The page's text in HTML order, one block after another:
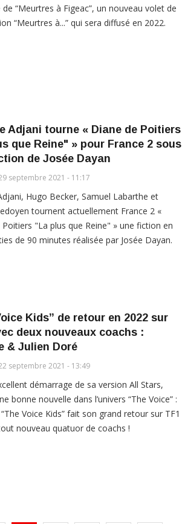
“Meurtres à Figeac”, un nouveau volet de
“Meurtres à...” qui sera diffusé en 2022.
Adjani tourne « Diane de Poitiers
que Reine" » pour France 2 sous
de Josée Dayan
septembre 2021 - 11:17
Hugo Becker, Samuel Labarthe et
tournent actuellement France 2 «
Poitiers "La plus que Reine" » une fiction en
de 90 minutes réalisée par Josée Dayan.
Kids” de retour en 2022 sur
deux nouveaux coachs :
& Julien Doré
septembre 2021 - 13:49
démarrage de sa version All Stars,
bonne nouvelle dans l’univers “The Voice” :
Voice Kids” fait son grand retour sur TF1
nouveau quatuor de coachs !